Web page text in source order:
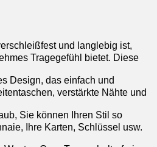
und langlebig ist,
Tragegefühl bietet. Diese
Design, das einfach und
verstärkte Nähte und
Sie können Ihren Stil so
Ihre Karten, Schlüssel usw.